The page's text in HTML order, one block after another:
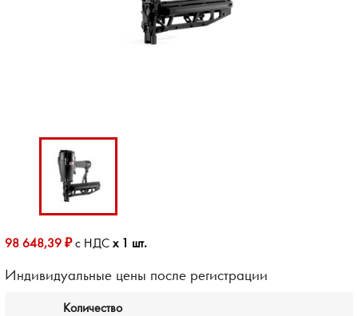
98 648,39 ₽с НДСx 1 шт.
Индивидуальные цены после регистрации
Количество